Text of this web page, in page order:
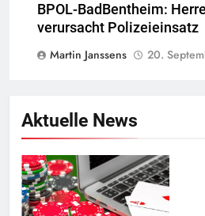
BPOL-BadBentheim:
verursacht Polizeieinsatz
Martin Janssens
20.
Aktuelle News